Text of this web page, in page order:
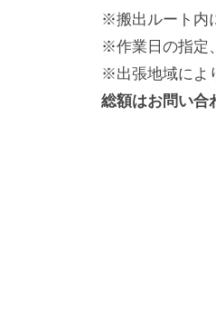
※搬出ルート内
※作業日の指定
※出張地域によ
総額はお問い合